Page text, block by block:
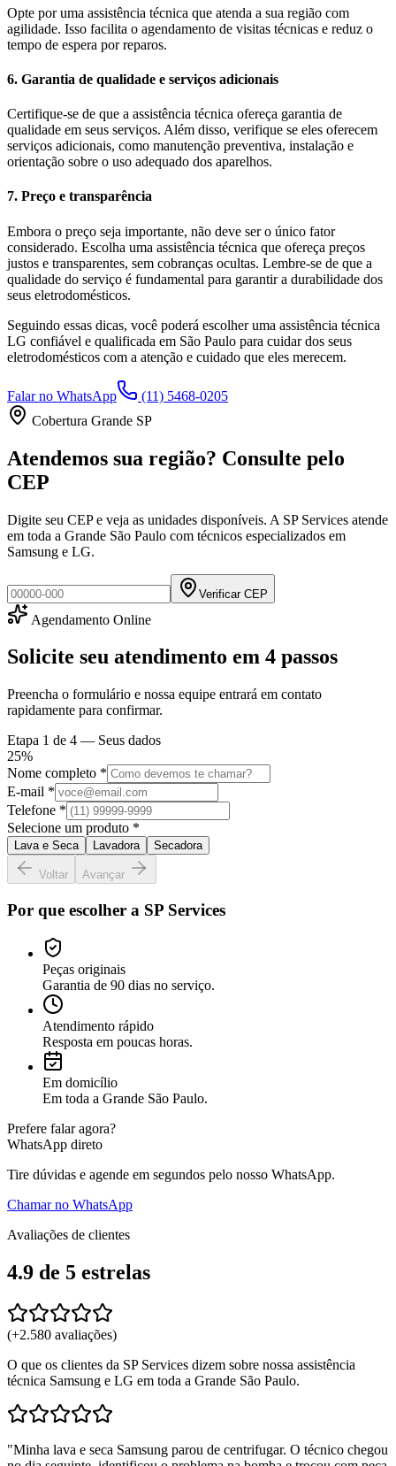
Opte por uma assistência técnica que atenda a sua região com
agilidade. Isso facilita o agendamento de visitas técnicas e reduz o
tempo de espera por reparos.
6. Garantia de qualidade e serviços adicionais
Certifique-se de que a assistência técnica ofereça garantia de
qualidade em seus serviços. Além disso, verifique se eles oferecem
serviços adicionais, como manutenção preventiva, instalação e
orientação sobre o uso adequado dos aparelhos.
7. Preço e transparência
Embora o preço seja importante, não deve ser o único fator
considerado. Escolha uma assistência técnica que ofereça preços
justos e transparentes, sem cobranças ocultas. Lembre-se de que a
qualidade do serviço é fundamental para garantir a durabilidade dos
seus eletrodomésticos.
Seguindo essas dicas, você poderá escolher uma assistência técnica
LG confiável e qualificada em São Paulo para cuidar dos seus
eletrodomésticos com a atenção e cuidado que eles merecem.
Falar no WhatsApp
(11) 5468-0205
Cobertura Grande SP
Atendemos sua região? Consulte pelo
CEP
Digite seu CEP e veja as unidades disponíveis. A SP Services atende
em toda a Grande São Paulo com técnicos especializados em
Samsung e LG.
Verificar CEP
Agendamento Online
Solicite seu atendimento em 4 passos
Preencha o formulário e nossa equipe entrará em contato
rapidamente para confirmar.
Etapa 1 de 4 — Seus dados
25%
Nome completo *
E-mail *
Telefone *
Selecione um produto *
Lava e Seca Lavadora Secadora
Voltar Avançar
Por que escolher a SP Services
Peças originais
Garantia de 90 dias no serviço.
Atendimento rápido
Resposta em poucas horas.
Em domicílio
Em toda a Grande São Paulo.
Prefere falar agora?
WhatsApp direto
Tire dúvidas e agende em segundos pelo nosso WhatsApp.
Chamar no WhatsApp
Avaliações de clientes
4.9 de 5 estrelas
(+2.580 avaliações)
O que os clientes da SP Services dizem sobre nossa assistência
técnica Samsung e LG em toda a Grande São Paulo.
"Minha lava e seca Samsung parou de centrifugar. O técnico chegou